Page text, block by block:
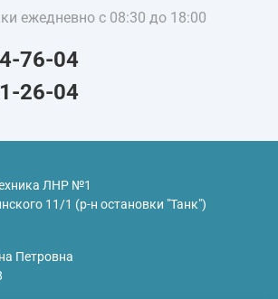
ежедневно с 08:30 до 18:00
76-04
26-04
ЛНР №1
11/1 (р-н остановки "Танк")
Петровна